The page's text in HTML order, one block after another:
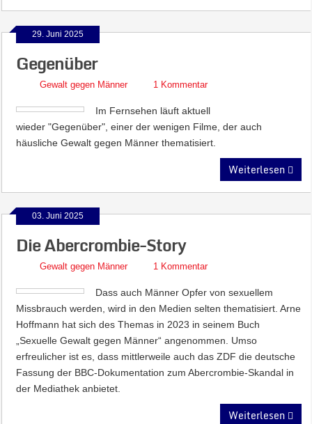
29. Juni 2025
Gegenüber
Gewalt gegen Männer 1 Kommentar
Im Fernsehen läuft aktuell
wieder "Gegenüber", einer der wenigen Filme, der auch
häusliche Gewalt gegen Männer thematisiert.
Weiterlesen
03. Juni 2025
Die Abercrombie-Story
Gewalt gegen Männer 1 Kommentar
Dass auch Männer Opfer von sexuellem
Missbrauch werden, wird in den Medien selten thematisiert. Arne
Hoffmann hat sich des Themas in 2023 in seinem Buch
„Sexuelle Gewalt gegen Männer“ angenommen. Umso
erfreulicher ist es, dass mittlerweile auch das ZDF die deutsche
Fassung der BBC-Dokumentation zum Abercrombie-Skandal in
der Mediathek anbietet.
Weiterlesen